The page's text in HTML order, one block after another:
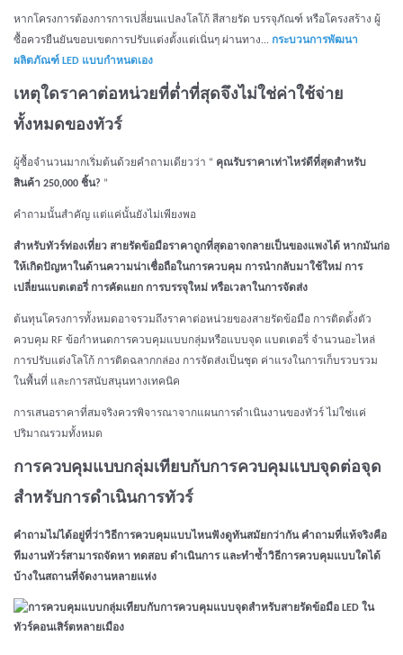
หากโครงการต้องการการเปลี่ยนแปลงโลโก้ สีสายรัด บรรจุภัณฑ์ หรือโครงสร้าง ผู้
ซื้อควรยืนยันขอบเขตการปรับแต่งตั้งแต่เนิ่นๆ ผ่านทาง... กระบวนการพัฒนา
ผลิตภัณฑ์ LED แบบกำหนดเอง
เหตุใดราคาต่อหน่วยที่ต่ำที่สุดจึงไม่ใช่ค่าใช้จ่าย
ทั้งหมดของทัวร์
ผู้ซื้อจำนวนมากเริ่มต้นด้วยคำถามเดียวว่า “ คุณรับราคาเท่าไหร่ดีที่สุดสำหรับ
สินค้า 250,000 ชิ้น? ”
คำถามนั้นสำคัญ แต่แค่นั้นยังไม่เพียงพอ
สำหรับทัวร์ท่องเที่ยว สายรัดข้อมือราคาถูกที่สุดอาจกลายเป็นของแพงได้ หากมันก่อ
ให้เกิดปัญหาในด้านความน่าเชื่อถือในการควบคุม การนำกลับมาใช้ใหม่ การ
เปลี่ยนแบตเตอรี่ การคัดแยก การบรรจุใหม่ หรือเวลาในการจัดส่ง
ต้นทุนโครงการทั้งหมดอาจรวมถึงราคาต่อหน่วยของสายรัดข้อมือ การติดตั้งตัว
ควบคุม RF ข้อกำหนดการควบคุมแบบกลุ่มหรือแบบจุด แบตเตอรี่ จำนวนอะไหล่
การปรับแต่งโลโก้ การติดฉลากกล่อง การจัดส่งเป็นชุด ค่าแรงในการเก็บรวบรวม
ในพื้นที่ และการสนับสนุนทางเทคนิค
การเสนอราคาที่สมจริงควรพิจารณาจากแผนการดำเนินงานของทัวร์ ไม่ใช่แค่
ปริมาณรวมทั้งหมด
การควบคุมแบบกลุ่มเทียบกับการควบคุมแบบจุดต่อจุด
สำหรับการดำเนินการทัวร์
คำถามไม่ได้อยู่ที่ว่าวิธีการควบคุมแบบไหนฟังดูทันสมัยกว่ากัน คำถามที่แท้จริงคือ
ทีมงานทัวร์สามารถจัดหา ทดสอบ ดำเนินการ และทำซ้ำวิธีการควบคุมแบบใดได้
บ้างในสถานที่จัดงานหลายแห่ง